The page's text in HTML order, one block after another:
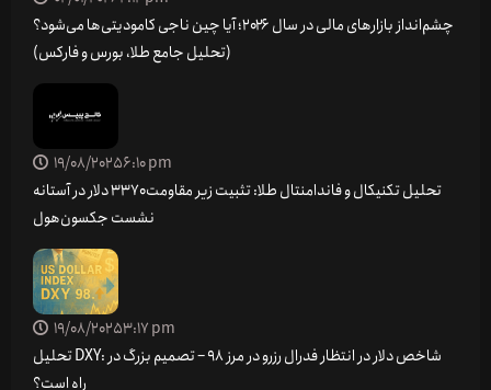
چشم‌انداز بازارهای مالی در سال ۲۰۲۶؛ آیا چین ناجی کامودیتی‌ها می‌شود؟
(تحلیل جامع طلا، بورس و فارکس)
19/08/20256:10 pm
تحلیل تکنیکال و فاندامنتال طلا: تثبیت زیر مقاومت ۳۳۷۰ دلار در آستانه
نشست جکسون‌هول
19/08/20253:17 pm
تحلیل DXY: شاخص دلار در انتظار فدرال رزرو در مرز 98 – تصمیم بزرگ در
راه است؟